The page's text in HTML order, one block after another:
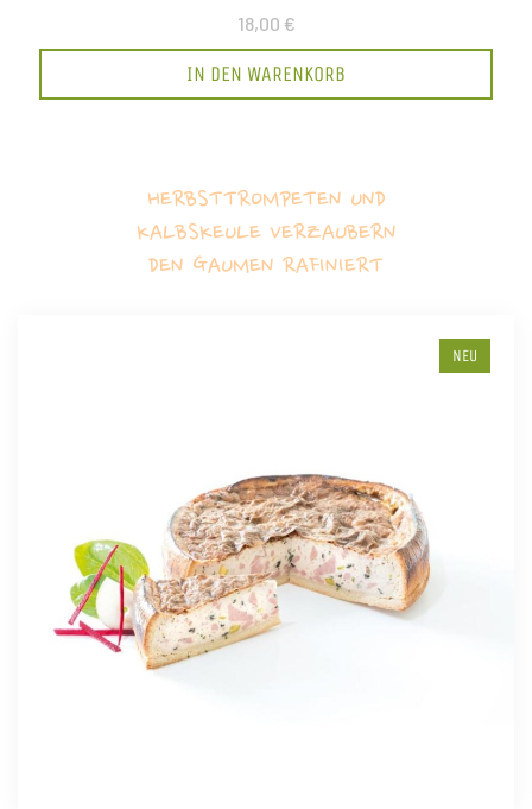
18,00 €
IN DEN WARENKORB
HERBSTTROMPETEN UND
KALBSKEULE VERZAUBERN
DEN GAUMEN RAFINIERT
NEU